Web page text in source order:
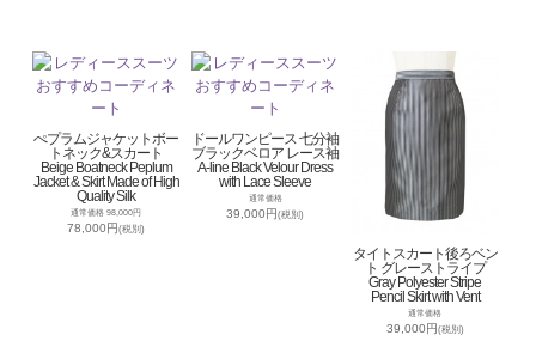
ぺプラムジャケットボー
トネック&スカート
Beige Boatneck Peplum
Jacket & Skirt Made of High
Quality Silk
通常価格 98,000円
78,000円(税別)
ドールワンピース 七分袖
ブラックベロア レース袖
A-line Black Velour Dress
with Lace Sleeve
通常価格
39,000円(税別)
タイトスカート後ろベン
ト グレーストライプ
Gray Polyester Stripe
Pencil Skirt with Vent
通常価格
39,000円(税別)